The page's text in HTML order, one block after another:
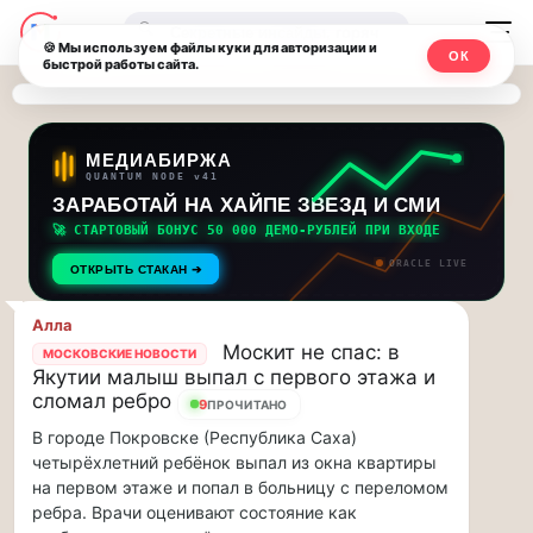
Последние
новости
и
обновления
потока:
Друзья,
приглашаем
на
музыкальную
прогулку
по
Москве
Чайковского!…
Друзья,
приглашаем
на
музыкальную
Москвичи.net
—
Главный
столичный
чат-
мессенджер,
новости
и
инсайды
Москвы
🔍
МЕДИАБИРЖА
QUANTUM NODE v41
ЗАРАБОТАЙ НА ХАЙПЕ ЗВЕЗД И СМИ
🚀 СТАРТОВЫЙ БОНУС 50 000 ДЕМО-РУБЛЕЙ ПРИ ВХОДЕ
ОТКРЫТЬ СТАКАН ➔ ORACLE LIVE
Алла
МОСКОВСКИЕ НОВОСТИ
Москит не спас: в
Якутии малыш выпал с первого этажа и
сломал ребро
9ПРОЧИТАНО
В городе Покровске (Республика Саха)
четырёхлетний ребёнок выпал из окна квартиры
на первом этаже и попал в больницу с переломом
ребра. Врачи оценивают состояние как
🍪 Мы используем файлы куки для авторизации и
быстрой работы сайта.
ОК